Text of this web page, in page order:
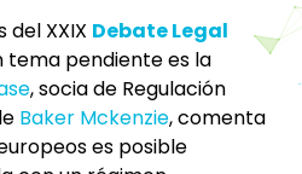
XXIX Debate Legal
tema pendiente es la
, socia de Regulación
Baker Mckenzie, comenta
es posible